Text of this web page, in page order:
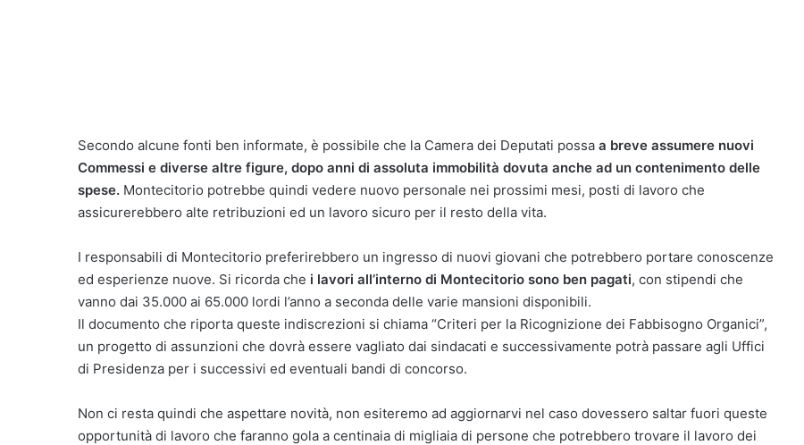
Secondo alcune fonti ben informate, è possibile che la Camera dei Deputati possa a breve assumere nuovi
Commessi e diverse altre figure, dopo anni di assoluta immobilità dovuta anche ad un contenimento delle
spese. Montecitorio potrebbe quindi vedere nuovo personale nei prossimi mesi, posti di lavoro che
assicurerebbero alte retribuzioni ed un lavoro sicuro per il resto della vita.
I responsabili di Montecitorio preferirebbero un ingresso di nuovi giovani che potrebbero portare conoscenze
ed esperienze nuove. Si ricorda che i lavori all’interno di Montecitorio sono ben pagati, con stipendi che
vanno dai 35.000 ai 65.000 lordi l’anno a seconda delle varie mansioni disponibili.
Il documento che riporta queste indiscrezioni si chiama “Criteri per la Ricognizione dei Fabbisogno Organici”,
un progetto di assunzioni che dovrà essere vagliato dai sindacati e successivamente potrà passare agli Uffici
di Presidenza per i successivi ed eventuali bandi di concorso.
Non ci resta quindi che aspettare novità, non esiteremo ad aggiornarvi nel caso dovessero saltar fuori queste
opportunità di lavoro che faranno gola a centinaia di migliaia di persone che potrebbero trovare il lavoro dei